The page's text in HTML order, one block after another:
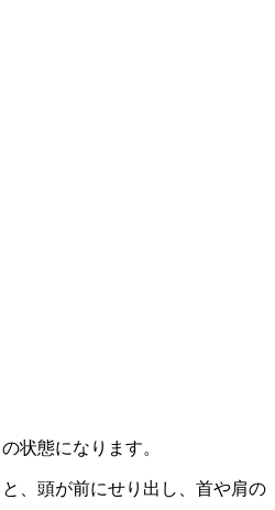
状態になります。
、頭が前にせり出し、首や肩の